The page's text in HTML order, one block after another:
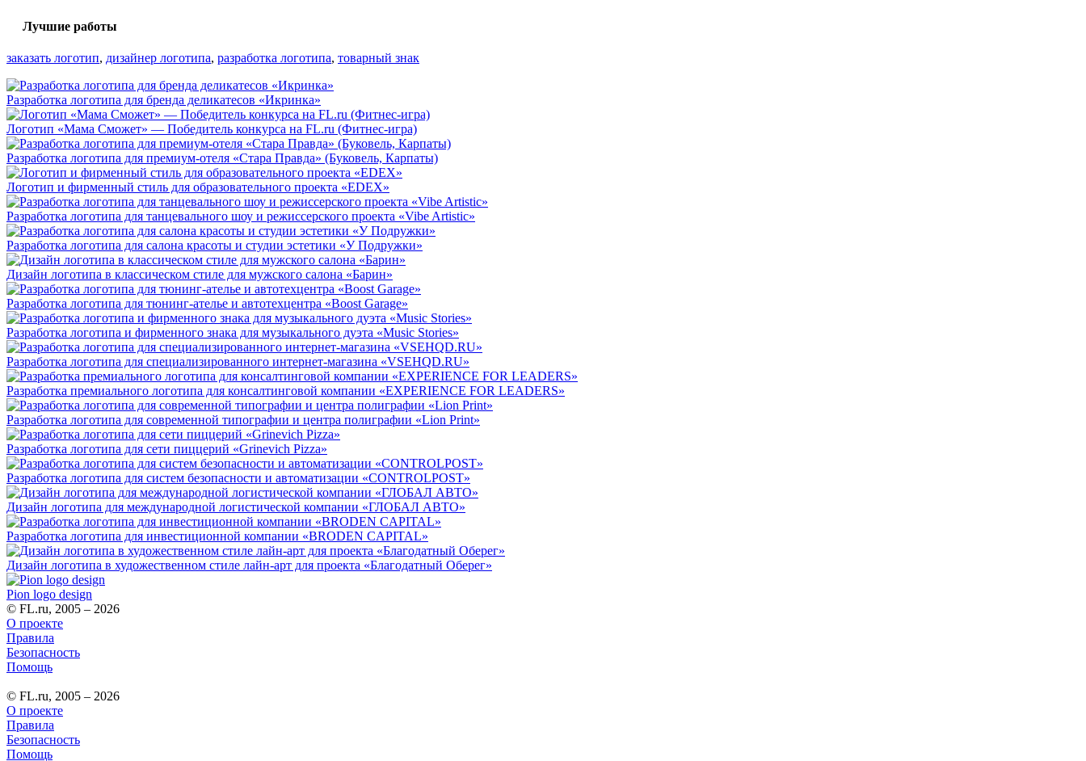
Лучшие работы
заказать логотип, дизайнер логотипа, разработка логотипа, товарный знак
Разработка логотипа для бренда деликатесов «Икринка»
Логотип «Мама Сможет» — Победитель конкурса на FL.ru (Фитнес-игра)
Разработка логотипа для премиум-отеля «Стара Правда» (Буковель, Карпаты)
Логотип и фирменный стиль для образовательного проекта «EDEX»
Разработка логотипа для танцевального шоу и режиссерского проекта «Vibe Artistic»
Разработка логотипа для салона красоты и студии эстетики «У Подружки»
Дизайн логотипа в классическом стиле для мужского салона «Барин»
Разработка логотипа для тюнинг-ателье и автотехцентра «Boost Garage»
Разработка логотипа и фирменного знака для музыкального дуэта «Music Stories»
Разработка логотипа для специализированного интернет-магазина «VSEHQD.RU»
Разработка премиального логотипа для консалтинговой компании «EXPERIENCE FOR LEADERS»
Разработка логотипа для современной типографии и центра полиграфии «Lion Print»
Разработка логотипа для сети пиццерий «Grinevich Pizza»
Разработка логотипа для систем безопасности и автоматизации «CONTROLPOST»
Дизайн логотипа для международной логистической компании «ГЛОБАЛ АВТО»
Разработка логотипа для инвестиционной компании «BRODEN CAPITAL»
Дизайн логотипа в художественном стиле лайн-арт для проекта «Благодатный Оберег»
Pion logo design
© FL.ru, 2005 – 2026
О проекте
Правила
Безопасность
Помощь
© FL.ru, 2005 – 2026
О проекте
Правила
Безопасность
Помощь